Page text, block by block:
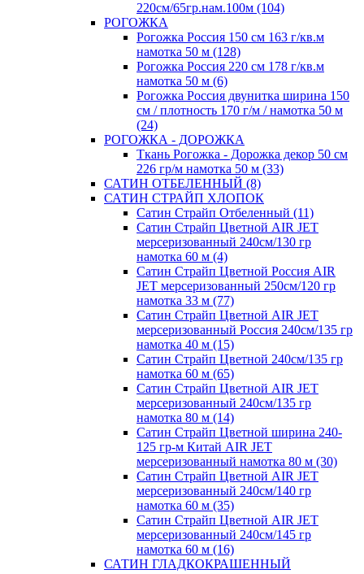
220см/65гр.нам.100м (104)
РОГОЖКА
Рогожка Россия 150 см 163 г/кв.м
намотка 50 м (128)
Рогожка Россия 220 см 178 г/кв.м
намотка 50 м (6)
Рогожка Россия двунитка ширина 150
см / плотность 170 г/м / намотка 50 м
(24)
РОГОЖКА - ДОРОЖКА
Ткань Рогожка - Дорожка декор 50 см
226 гр/м намотка 50 м (33)
САТИН ОТБЕЛЕННЫЙ (8)
САТИН СТРАЙП ХЛОПОК
Сатин Страйп Отбеленный (11)
Сатин Страйп Цветной AIR JET
мерсеризованный 240см/130 гр
намотка 60 м (4)
Сатин Страйп Цветной Россия AIR
JET мерсеризованный 250см/120 гр
намотка 33 м (77)
Сатин Страйп Цветной AIR JET
мерсеризованный Россия 240см/135 гр
намотка 40 м (15)
Сатин Страйп Цветной 240см/135 гр
намотка 60 м (65)
Сатин Страйп Цветной AIR JET
мерсеризованный 240см/135 гр
намотка 80 м (14)
Сатин Страйп Цветной ширина 240-
125 гр-м Китай AIR JET
мерсеризованный намотка 80 м (30)
Сатин Страйп Цветной AIR JET
мерсеризованный 240см/140 гр
намотка 60 м (35)
Сатин Страйп Цветной AIR JET
мерсеризованный 240см/145 гр
намотка 60 м (16)
САТИН ГЛАДКОКРАШЕННЫЙ